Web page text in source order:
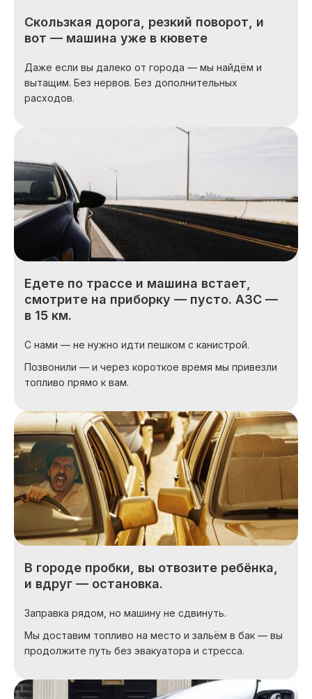
Скользкая дорога, резкий поворот, и
вот — машина уже в кювете
Даже если вы далеко от города — мы найдём и
вытащим. Без нервов. Без дополнительных
расходов.
Едете по трассе и машина встает,
смотрите на приборку — пусто. АЗС —
в 15 км.
С нами — не нужно идти пешком с канистрой.
Позвонили — и через короткое время мы привезли
топливо прямо к вам.
В городе пробки, вы отвозите ребёнка,
и вдруг — остановка.
Заправка рядом, но машину не сдвинуть.
Мы доставим топливо на место и зальём в бак — вы
продолжите путь без эвакуатора и стресса.